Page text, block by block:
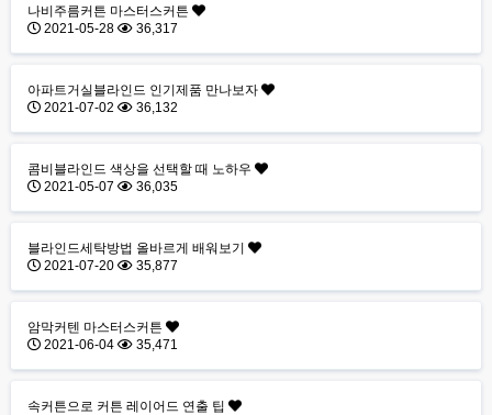
나비주름커튼 마스터스커튼
2021-05-28
36,317
아파트거실블라인드 인기제품 만나보자
2021-07-02
36,132
콤비블라인드 색상을 선택할 때 노하우
2021-05-07
36,035
블라인드세탁방법 올바르게 배워보기
2021-07-20
35,877
암막커텐 마스터스커튼
2021-06-04
35,471
속커튼으로 커튼 레이어드 연출 팁